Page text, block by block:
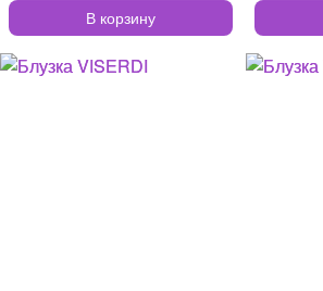
В корзину